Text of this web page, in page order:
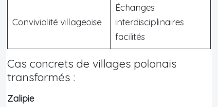
Convivialité villageoise
Échanges
interdisciplinaires
facilités
Cas concrets de villages polonais
transformés :
Zalipie